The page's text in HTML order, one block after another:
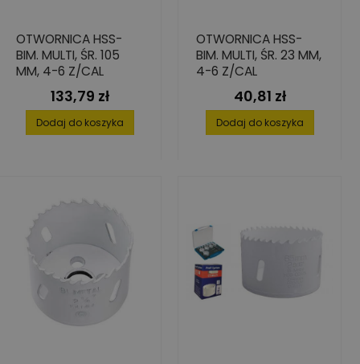
OTWORNICA HSS-
BIM. MULTI, ŚR. 105
MM, 4-6 Z/CAL
Cena
133,79 zł
Dodaj do koszyka
OTWORNICA HSS-
BIM. MULTI, ŚR. 23 MM,
4-6 Z/CAL
Cena
40,81 zł
Dodaj do koszyka